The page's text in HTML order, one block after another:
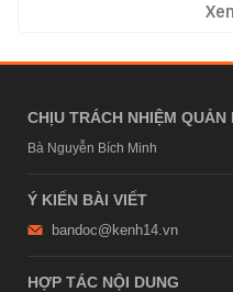
CHỊU TRÁCH NHIỆM QUẢN
Bà Nguyễn Bích Minh
Ý KIẾN BÀI VIẾT
bandoc@kenh14.vn
HỢP TÁC NỘI DUNG